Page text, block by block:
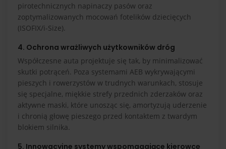
pirotechnicznych napinaczy pasów oraz
zoptymalizowanych mocowań fotelików dziecięcych
(ISOFIX/i-Size).
4. Ochrona wrażliwych użytkowników dróg
Współczesne auta projektuje się tak, by minimalizować
skutki potrąceń. Poza systemami AEB wykrywającymi
pieszych i rowerzystów w trudnych warunkach, stosuje
się specjalne, miękkie strefy przednich zderzaków oraz
aktywne maski, które unosząc się, amortyzują uderzenie
i chronią głowę pieszego przed kontaktem z twardym
blokiem silnika.
5. Innowacyjne systemy wspomagające kierowcę